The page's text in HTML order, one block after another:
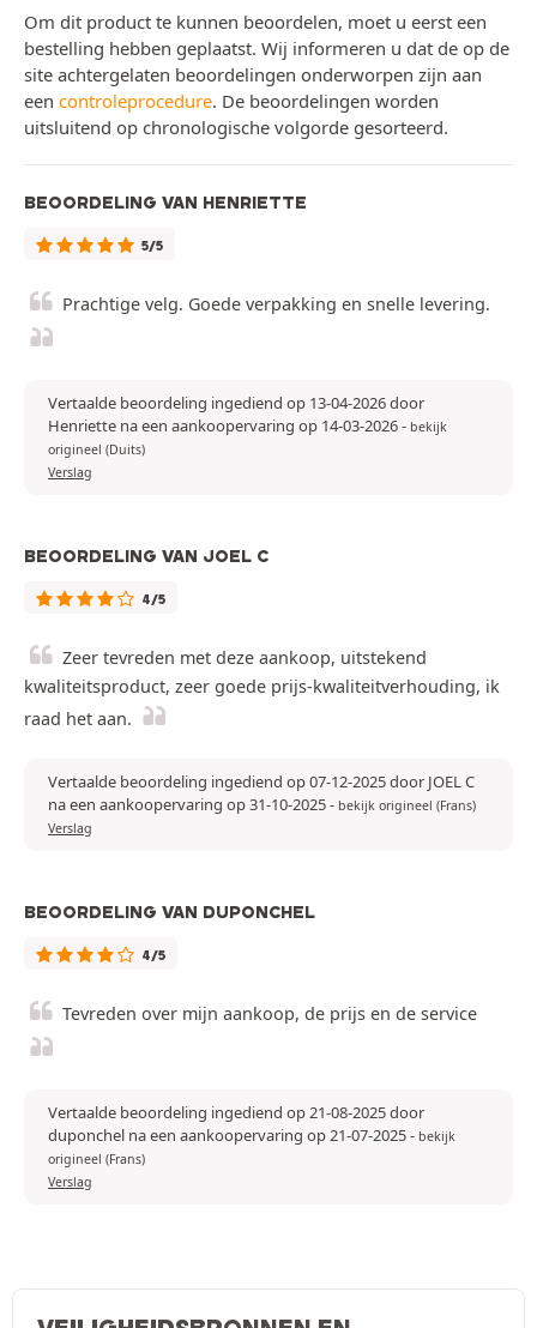
Om dit product te kunnen beoordelen, moet u eerst een
bestelling hebben geplaatst. Wij informeren u dat de op de
site achtergelaten beoordelingen onderworpen zijn aan
een controleprocedure. De beoordelingen worden
uitsluitend op chronologische volgorde gesorteerd.
BEOORDELING VAN HENRIETTE
5/5
Prachtige velg. Goede verpakking en snelle levering.
Vertaalde beoordeling ingediend op 13-04-2026 door
Henriette na een aankoopervaring op 14-03-2026- bekijk
origineel (Duits)
Verslag
BEOORDELING VAN JOEL C
4/5
Zeer tevreden met deze aankoop, uitstekend
kwaliteitsproduct, zeer goede prijs-kwaliteitverhouding, ik
raad het aan.
Vertaalde beoordeling ingediend op 07-12-2025 door JOEL C
na een aankoopervaring op 31-10-2025- bekijk origineel (Frans)
Verslag
BEOORDELING VAN DUPONCHEL
4/5
Tevreden over mijn aankoop, de prijs en de service
Vertaalde beoordeling ingediend op 21-08-2025 door
duponchel na een aankoopervaring op 21-07-2025- bekijk
origineel (Frans)
Verslag